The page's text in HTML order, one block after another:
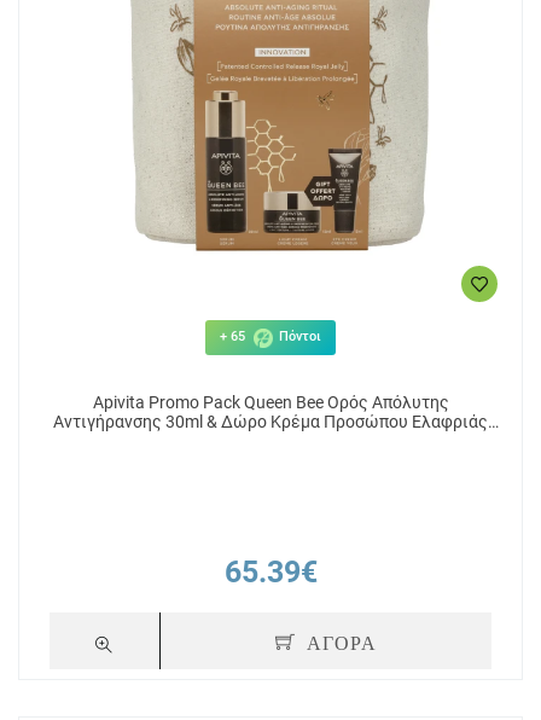
+ 65 Πόντοι
Apivita Promo Pack Queen Bee Ορός Απόλυτης
Αντιγήρανσης 30ml & Δώρο Κρέμα Προσώπου Ελαφριάς
65.39€
ΑΓΟΡΑ